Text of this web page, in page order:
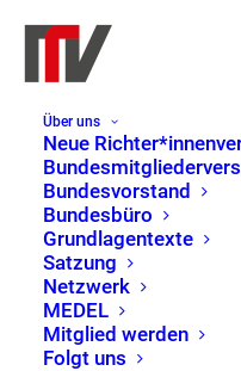
Über uns
Neue
Bundesvorstand
Bundesbüro
Grundlagentexte
Satzung
Netzwerk
MEDEL
Mitglied werden
Folgt uns
Dringender
für den
Israel!
29. September 2023